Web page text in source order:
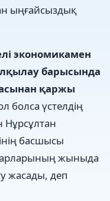
ыңғайсыздық
экономикамен
барысында
қаржы
болса үстелдің
Нұрсұлтан
басшысы
жыныда
жасады, деп